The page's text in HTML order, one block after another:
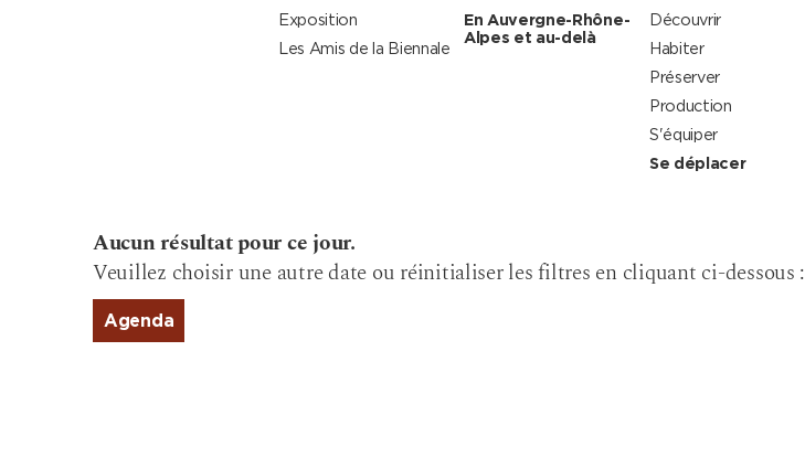
Exposition
Les Amis de la Biennale
En Auvergne-Rhône-
Alpes et au-delà
Découvrir
Habiter
Préserver
Production
S'équiper
Se déplacer
Aucun résultat pour ce jour.
Veuillez choisir une autre date ou réinitialiser les filtres en cliquant ci-dessous :
Agenda